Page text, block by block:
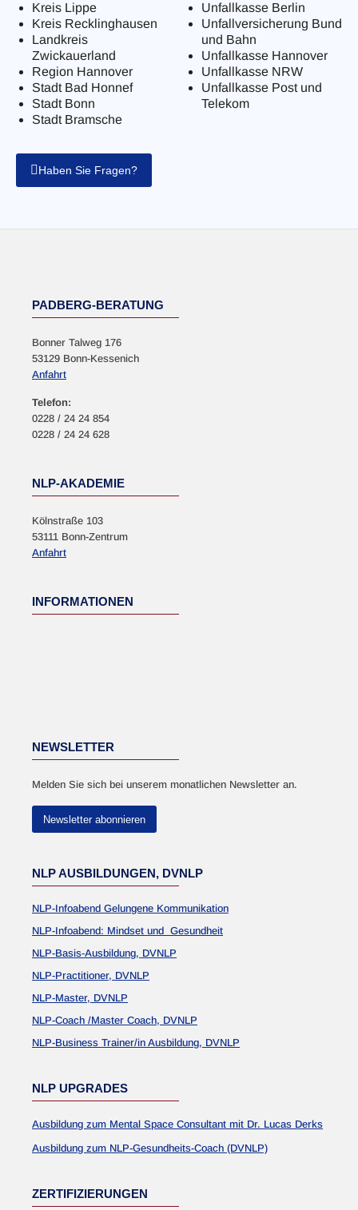
Kreis Lippe
Kreis Recklinghausen
Landkreis
Zwickauerland
Region Hannover
Stadt Bad Honnef
Stadt Bonn
Stadt Bramsche
Unfallkasse Berlin
Unfallversicherung Bund
und Bahn
Unfallkasse Hannover
Unfallkasse NRW
Unfallkasse Post und
Telekom
Haben Sie Fragen?
PADBERG-BERATUNG
Bonner Talweg 176
53129 Bonn-Kessenich
Anfahrt
Telefon:
0228 / 24 24 854
0228 / 24 24 628
NLP-AKADEMIE
Kölnstraße 103
53111 Bonn-Zentrum
Anfahrt
INFORMATIONEN
NEWSLETTER
Melden Sie sich bei unserem monatlichen Newsletter an.
Newsletter abonnieren
NLP AUSBILDUNGEN, DVNLP
NLP-Infoabend Gelungene Kommunikation
NLP-Infoabend: Mindset und Gesundheit
NLP-Basis-Ausbildung, DVNLP
NLP-Practitioner, DVNLP
NLP-Master, DVNLP
NLP-Coach /Master Coach, DVNLP
NLP-Business Trainer/in Ausbildung, DVNLP
NLP UPGRADES
Ausbildung zum Mental Space Consultant mit Dr. Lucas Derks
Ausbildung zum NLP-Gesundheits-Coach (DVNLP)
ZERTIFIZIERUNGEN